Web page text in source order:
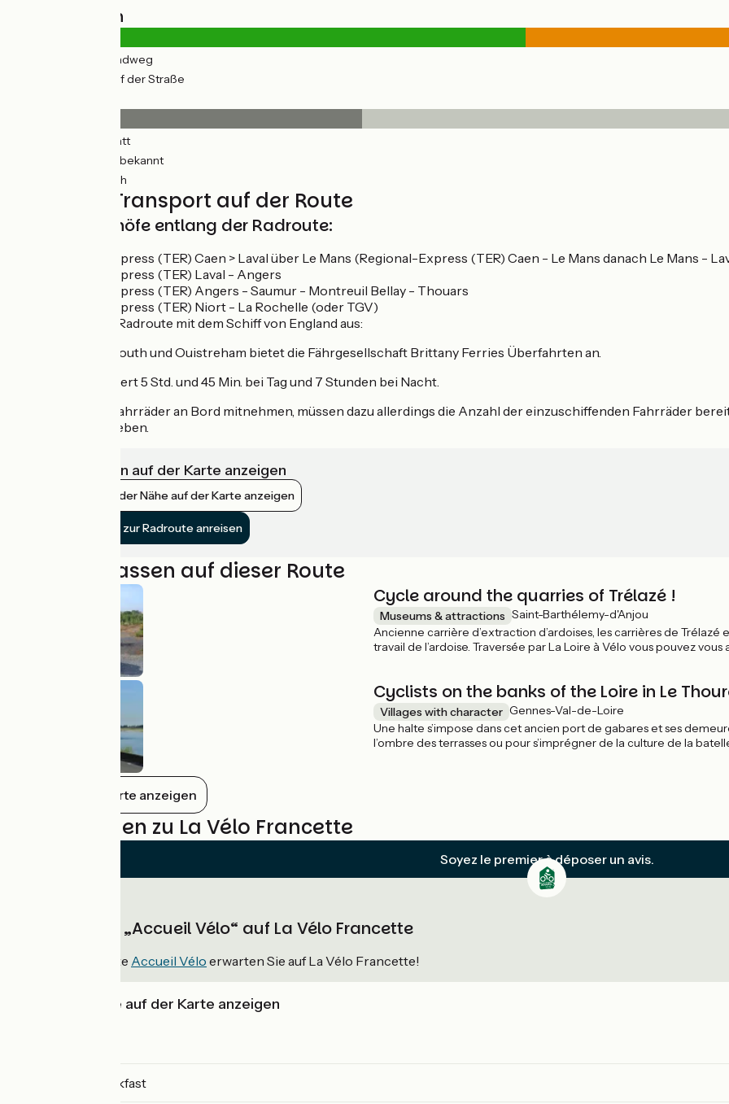
Straßentypen
(48%) Radweg
(52%) Auf der Straße
(33%) Glatt
(47%) Unbekannt
(21%) Rauh
Züge und Transport auf der Route
Größte Bahnhöfe entlang der Radroute:
Regional-Express (TER) Caen > Laval über Le Mans (Regional-Express (TER) Caen - Le Mans danach Le Mans -
Regional-Express (TER) Laval - Angers
Regional-Express (TER) Angers - Saumur - Montreuil Bellay - Thouars
Regional-Express (TER) Niort - La Rochelle (oder TGV)
Anfahrt zur Radroute mit dem Schiff von England aus:
Zwischen Portsmouth und Ouistreham bietet die Fährgesellschaft Brittany Ferries Überfahrten an.
Die Überfahrt dauert 5 Std. und 45 Min. bei Tag und 7 Stunden bei Nacht.
Sie können Ihre Fahrräder an Bord mitnehmen, müssen dazu allerdings die Anzahl der einzuschiffenden Fahrräder
Ferries bekanntgeben.
Infrastrukturen auf der Karte anzeigen
Bahnhöfe in der Nähe auf der Karte anzeigen
Mit dem Zug zur Radroute anreisen
Nicht verpassen auf dieser Route
Cycle around the quarries of Trélazé !
Museums & attractions Saint-Barthélemy-d'Anjou
Ancienne carrière d’extraction d’ardoises, les carrières de
travail de l’ardoise. Traversée par La Loire à Vélo vous pouvez
Cyclists on the banks of the Loire in Le
Villages with character Gennes-Val-de-Loire
Une halte s’impose dans cet ancien port de gabares et ses
l’ombre des terrasses ou pour s’imprégner de la culture de la
Alles auf der Karte anzeigen
Bewertungen zu La Vélo Francette
Soyez le premier à déposer un avis.
Unterkünfte „Accueil Vélo“ auf La Vélo Francette
Unterkünfte Accueil Vélo erwarten Sie auf La Vélo Francette!
Unterkünfte auf der Karte anzeigen
Bed and breakfast